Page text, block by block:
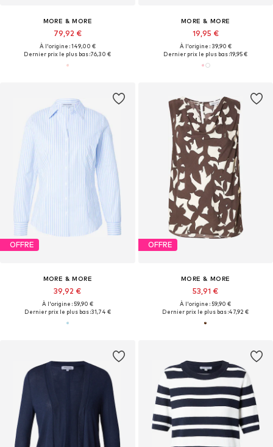
MORE & MORE
79,92 €
À l'origine : 149,00 €
Dernier prix le plus bas :76,30 €
MORE & MORE
19,95 €
À l'origine : 39,90 €
Dernier prix le plus bas :19,95 €
OFFRE
MORE & MORE
39,92 €
À l'origine : 59,90 €
Dernier prix le plus bas :31,74 €
OFFRE
MORE & MORE
53,91 €
À l'origine : 59,90 €
Dernier prix le plus bas :47,92 €